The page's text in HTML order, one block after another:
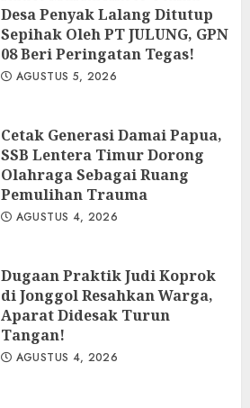
Desa Penyak Lalang Ditutup
Sepihak Oleh PT JULUNG, GPN
08 Beri Peringatan Tegas!
AGUSTUS 5, 2026
Cetak Generasi Damai Papua,
SSB Lentera Timur Dorong
Olahraga Sebagai Ruang
Pemulihan Trauma
AGUSTUS 4, 2026
Dugaan Praktik Judi Koprok
di Jonggol Resahkan Warga,
Aparat Didesak Turun
Tangan!
AGUSTUS 4, 2026